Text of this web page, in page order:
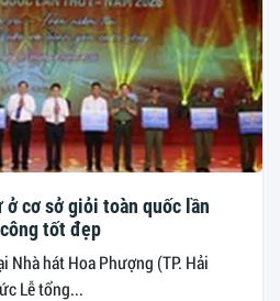
cơ sở giỏi toàn quốc lần
tốt đẹp
Nhà hát Hoa Phượng (TP. Hải
Lễ tổng...